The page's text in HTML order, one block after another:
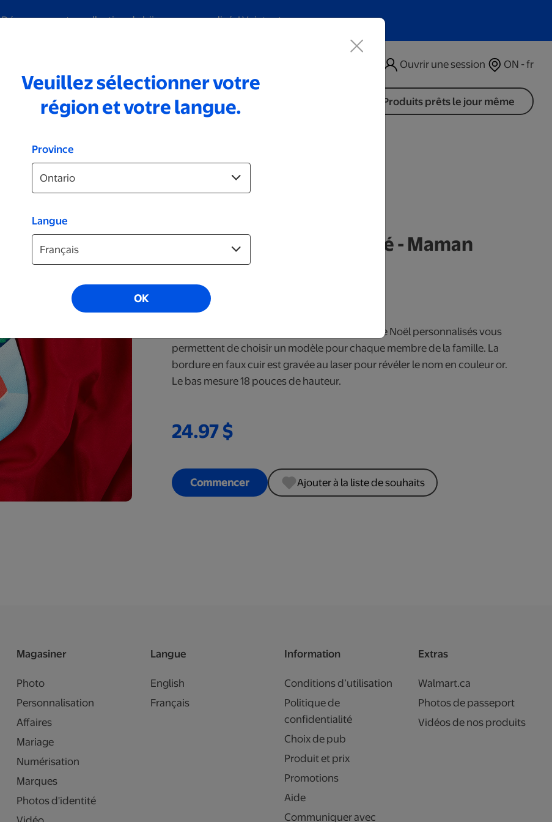
Découvrez notre collection de bijoux personnalisés!Voir tout
Ouvrir une session ON - fr
Numérisation Marques Photos d'identitéVidéo Produits prêts le jour même
Bas de Noël personnalisé - Maman
Prêt en 6 à 10 jours ouvrables.
Le bas parfait pour votre cheminée. Ces bas de Noël personnalisés vous
permettent de choisir un modèle pour chaque membre de la famille. La
bordure en faux cuir est gravée au laser pour révéler le nom en couleur or.
Le bas mesure 18 pouces de hauteur.
24.97 $
Commencer Ajouter à la liste de souhaits
Magasiner
Photo
Personnalisation
Affaires
Mariage
Numérisation
Marques
Photos d'identité
Langue
English
Français
Information
Conditions d’utilisation
Politique de
confidentialité
Choix de pub
Produit et prix
Promotions
Aide
Communiquer avec
Extras
Walmart.ca
Photos de passeport
Vidéos de nos produits
Veuillez sélectionner votre
région et votre langue.
Province
Langue
OK